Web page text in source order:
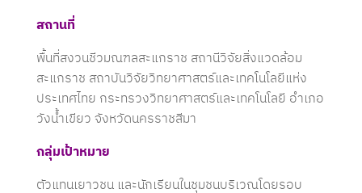
สถานที่
พื้นที่สงวนชีวมณฑลสะแกราช สถานีวิจัยสิ่งแวดล้อม
สะแกราช สถาบันวิจัยวิทยาศาสตร์และเทคโนโลยีแห่ง
ประเทศไทย กระทรวงวิทยาศาสตร์และเทคโนโลยี อำเภอ
วังน้ำเขียว จังหวัดนครราชสีมา
กลุ่มเป้าหมาย
ตัวแทนเยาวชน และนักเรียนในชุมชนบริเวณโดยรอบ